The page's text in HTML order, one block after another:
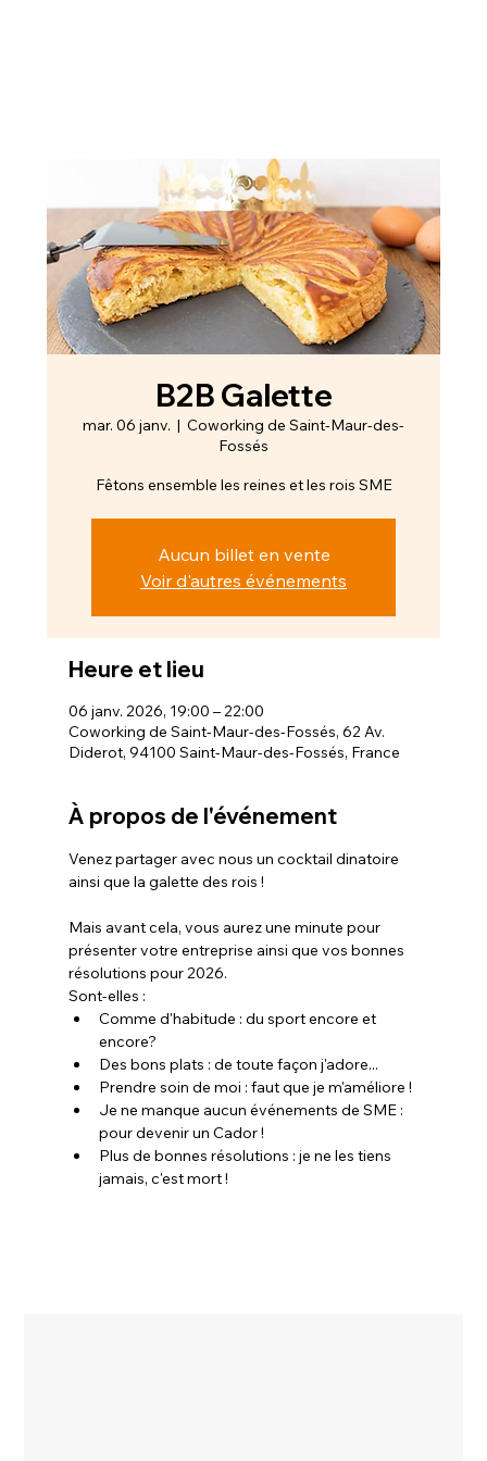
B2B Galette
mar. 06 janv.
  |
Coworking de Saint-Maur-des-
Fossés
Fêtons ensemble les reines et les rois SME
Aucun billet en vente
Voir d'autres événements
Heure et lieu
06 janv. 2026, 19:00 – 22:00
Coworking de Saint-Maur-des-Fossés, 62 Av.
Diderot, 94100 Saint-Maur-des-Fossés, France
À propos de l'événement
Venez partager avec nous un cocktail dinatoire
ainsi que la galette des rois !
Mais avant cela, vous aurez une minute pour
présenter votre entreprise ainsi que vos bonnes
résolutions pour 2026.
Sont-elles :
Comme d'habitude : du sport encore et
encore?
Des bons plats : de toute façon j'adore...
Prendre soin de moi : faut que je m'améliore !
Je ne manque aucun événements de SME :
pour devenir un Cador !
Plus de bonnes résolutions : je ne les tiens
jamais, c'est mort !